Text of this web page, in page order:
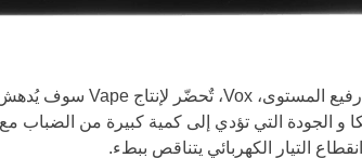
و الجودة التي تؤدي إلى كمية كبيرة من الضباب
التيار الكهربائي يتناقص ببطء.